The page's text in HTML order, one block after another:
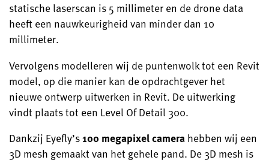
statische laserscan is 5 millimeter en de drone data
heeft een nauwkeurigheid van minder dan 10
millimeter.
Vervolgens modelleren wij de puntenwolk tot een Revit
model, op die manier kan de opdrachtgever het
nieuwe ontwerp uitwerken in Revit. De uitwerking
vindt plaats tot een Level Of Detail 300.
Dankzij Eyefly’s100 megapixel camerahebben wij een
3D mesh gemaakt van het gehele pand. De 3D mesh is